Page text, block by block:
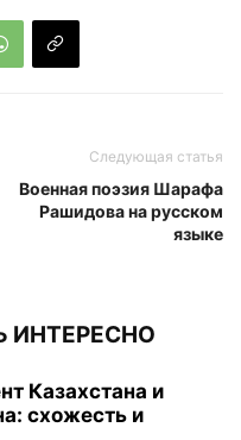
Следующая статья
Военная поэзия Шарафа
Рашидова на русском
языке
ИНТЕРЕСНО
Казахстана и
схожесть и